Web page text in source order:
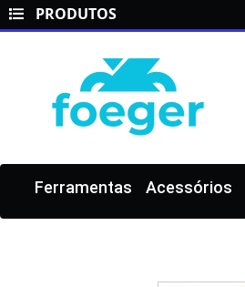
PRODUTOS
Ferramentas Acessórios